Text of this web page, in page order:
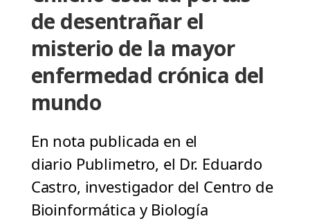
de desentrañar el
misterio de la mayor
enfermedad crónica del
mundo
En nota publicada en el
diario Publimetro, el Dr. Eduardo
Castro, investigador del Centro de
Bioinformática y Biología